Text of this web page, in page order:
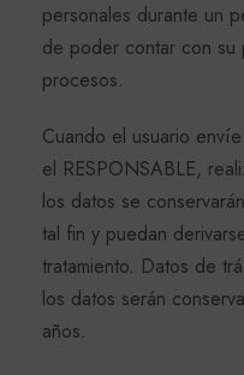
personales durante un
de poder contar con su
procesos.
Cuando el usuario
el RESPONSABLE,
los datos se
tal fin y puedan
tratamiento. Datos de
los datos serán
años.